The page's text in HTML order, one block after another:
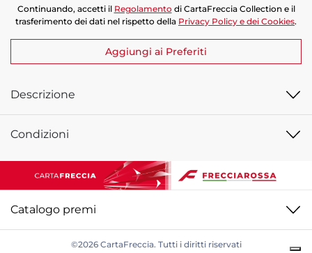
Continuando, accetti il Regolamento di CartaFreccia Collection e il
trasferimento dei dati nel rispetto della Privacy Policy e dei Cookies.
Aggiungi ai Preferiti
Descrizione
Condizioni
Catalogo premi
©2026 CartaFreccia. Tutti i diritti riservati